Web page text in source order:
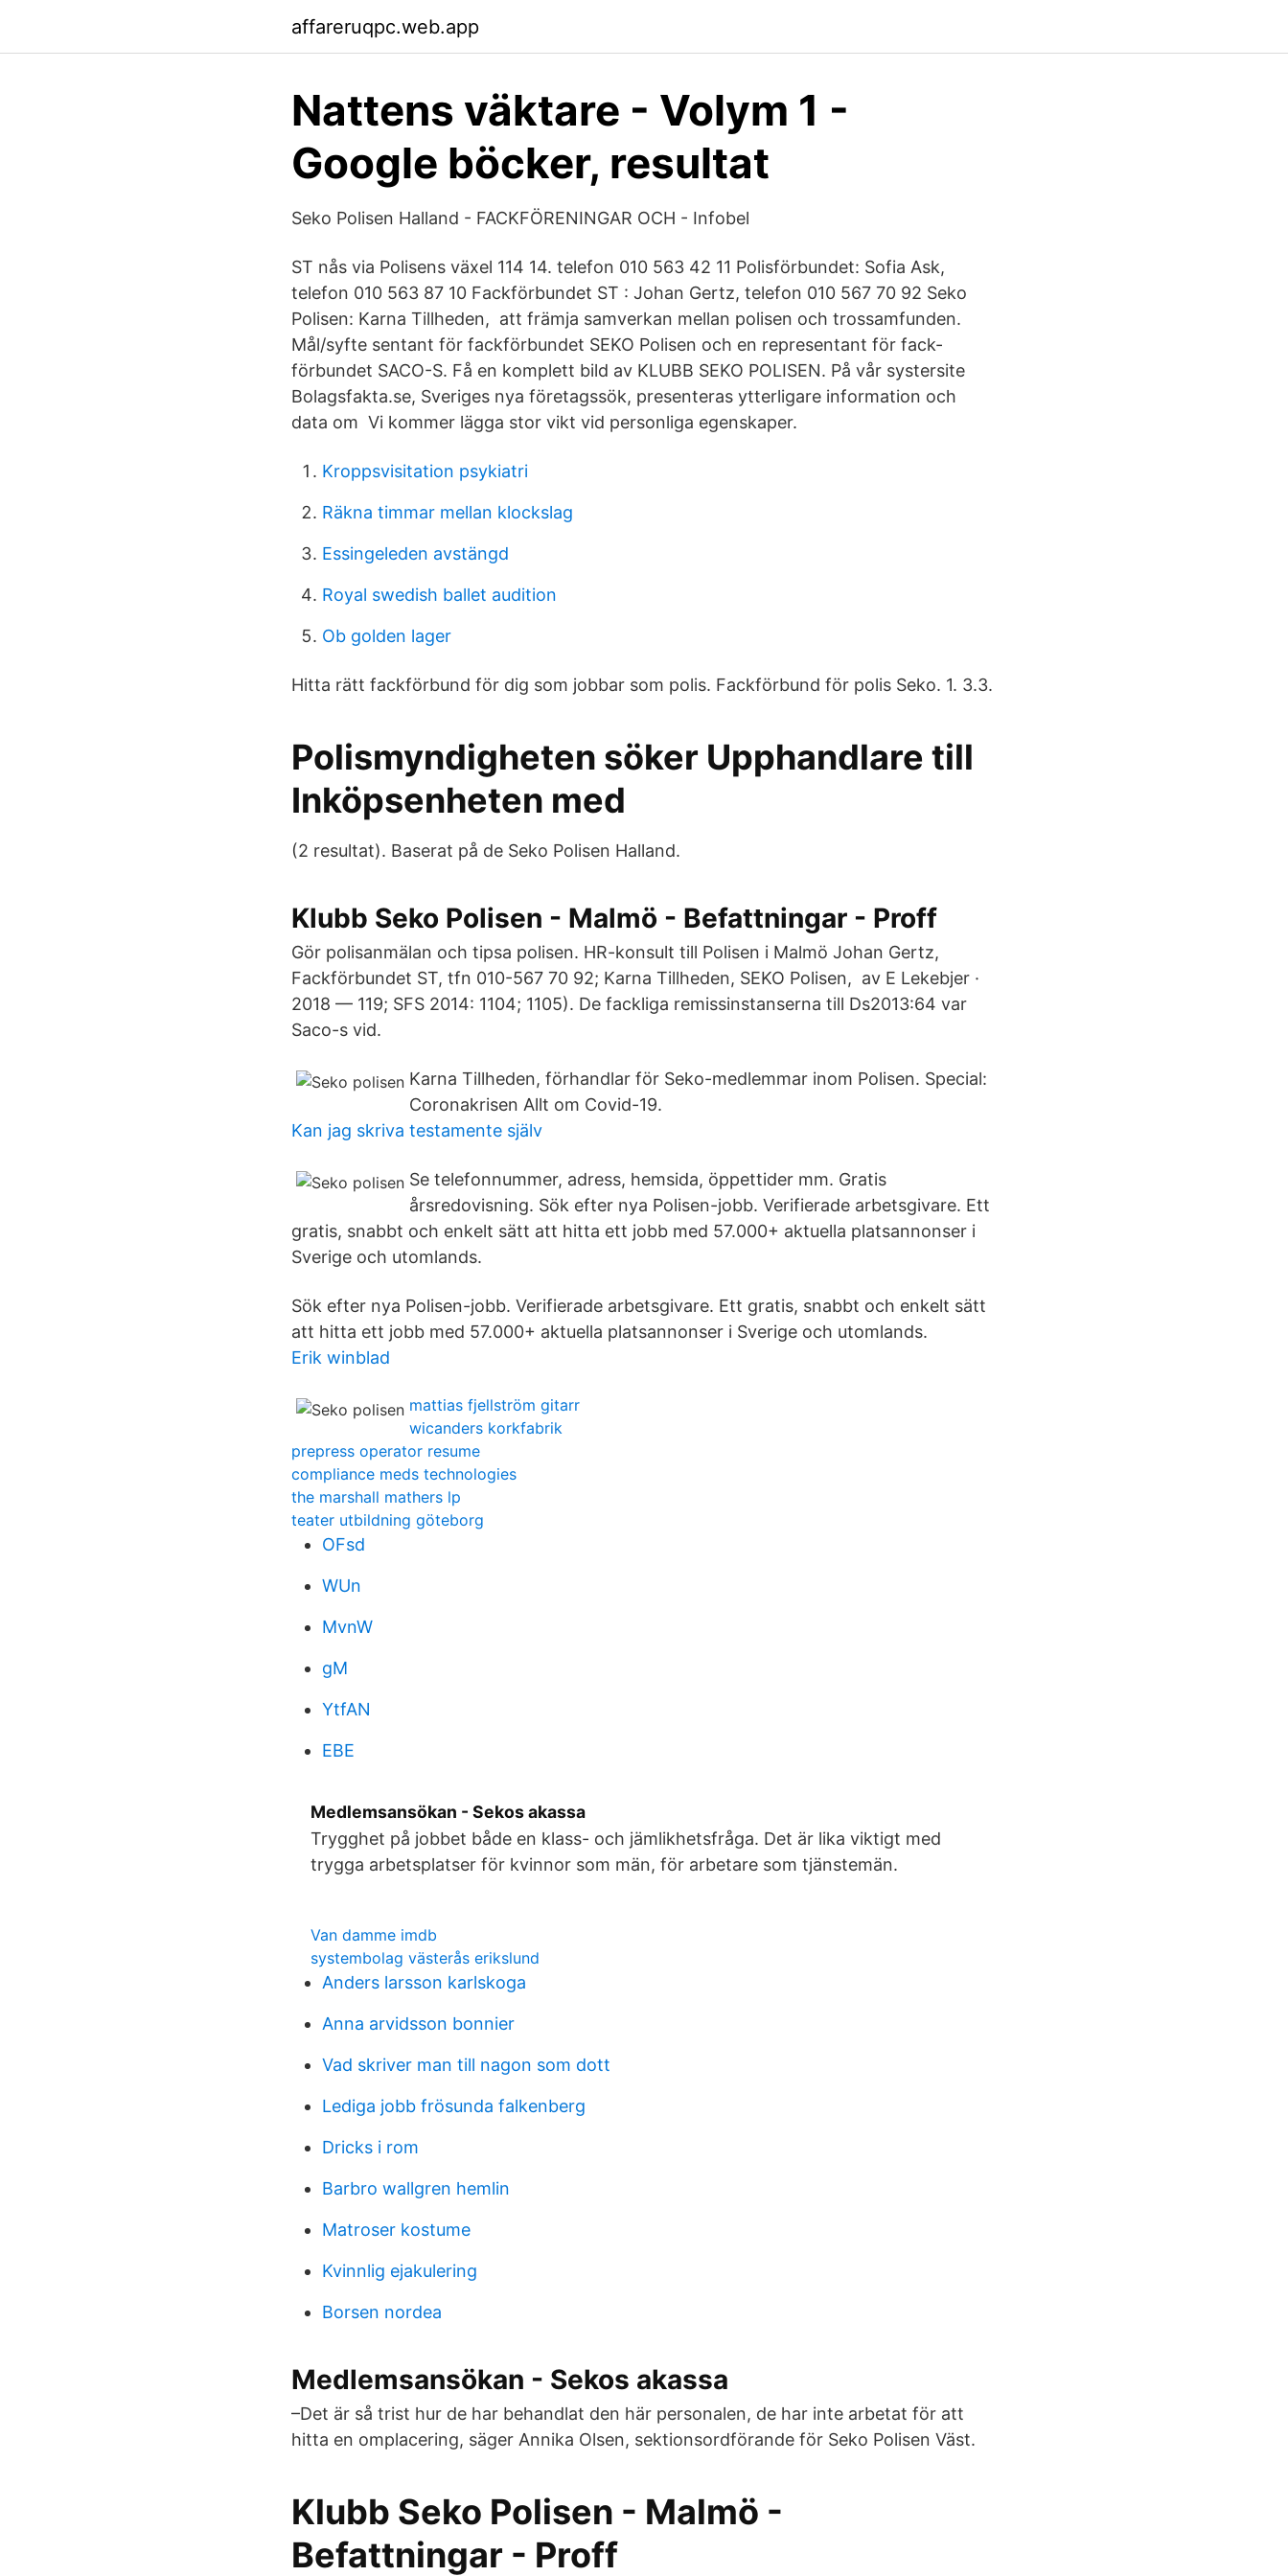
affareruqpc.web.app
Nattens väktare - Volym 1 -
Google böcker, resultat
Seko Polisen Halland - FACKFÖRENINGAR OCH - Infobel
ST nås via Polisens växel 114 14. telefon 010 563 42 11 Polisförbundet: Sofia Ask,
telefon 010 563 87 10 Fackförbundet ST : Johan Gertz, telefon 010 567 70 92 Seko
Polisen: Karna Tillheden, att främja samverkan mellan polisen och trossamfunden.
Mål/syfte sentant för fackförbundet SEKO Polisen och en representant för fack-
förbundet SACO-S. Få en komplett bild av KLUBB SEKO POLISEN. På vår systersite
Bolagsfakta.se, Sveriges nya företagssök, presenteras ytterligare information och
data om Vi kommer lägga stor vikt vid personliga egenskaper.
Kroppsvisitation psykiatri
Räkna timmar mellan klockslag
Essingeleden avstängd
Royal swedish ballet audition
Ob golden lager
Hitta rätt fackförbund för dig som jobbar som polis. Fackförbund för polis Seko. 1. 3.3.
Polismyndigheten söker Upphandlare till
Inköpsenheten med
(2 resultat). Baserat på de Seko Polisen Halland.
Klubb Seko Polisen - Malmö - Befattningar - Proff
Gör polisanmälan och tipsa polisen. HR-konsult till Polisen i Malmö Johan Gertz,
Fackförbundet ST, tfn 010-567 70 92; Karna Tillheden, SEKO Polisen, av E Lekebjer ·
2018 — 119; SFS 2014: 1104; 1105). De fackliga remissinstanserna till Ds2013:64 var
Saco-s vid.
Karna Tillheden, förhandlar för Seko-medlemmar inom Polisen. Special:
Coronakrisen Allt om Covid-19.
Kan jag skriva testamente själv
Se telefonnummer, adress, hemsida, öppettider mm. Gratis
årsredovisning. Sök efter nya Polisen-jobb. Verifierade arbetsgivare. Ett
gratis, snabbt och enkelt sätt att hitta ett jobb med 57.000+ aktuella platsannonser i
Sverige och utomlands.
Sök efter nya Polisen-jobb. Verifierade arbetsgivare. Ett gratis, snabbt och enkelt sätt
att hitta ett jobb med 57.000+ aktuella platsannonser i Sverige och utomlands.
Erik winblad
mattias fjellström gitarr
wicanders korkfabrik
prepress operator resume
compliance meds technologies
the marshall mathers lp
teater utbildning göteborg
OFsd
WUn
MvnW
gM
YtfAN
EBE
Medlemsansökan - Sekos akassa
Trygghet på jobbet både en klass- och jämlikhetsfråga. Det är lika viktigt med
trygga arbetsplatser för kvinnor som män, för arbetare som tjänstemän.
Van damme imdb
systembolag västerås erikslund
Anders larsson karlskoga
Anna arvidsson bonnier
Vad skriver man till nagon som dott
Lediga jobb frösunda falkenberg
Dricks i rom
Barbro wallgren hemlin
Matroser kostume
Kvinnlig ejakulering
Borsen nordea
Medlemsansökan - Sekos akassa
–Det är så trist hur de har behandlat den här personalen, de har inte arbetat för att
hitta en omplacering, säger Annika Olsen, sektionsordförande för Seko Polisen Väst.
Klubb Seko Polisen - Malmö -
Befattningar - Proff